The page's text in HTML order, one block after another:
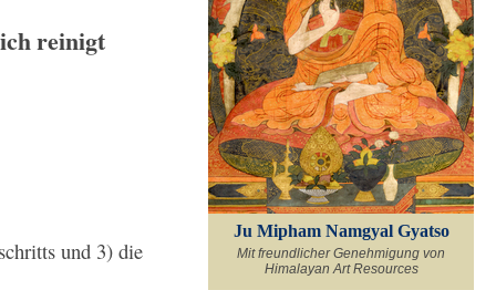
reinigt
und 3) die
Ju Mipham Namgyal Gyatso
Mit freundlicher Genehmigung von
Himalayan Art Resources